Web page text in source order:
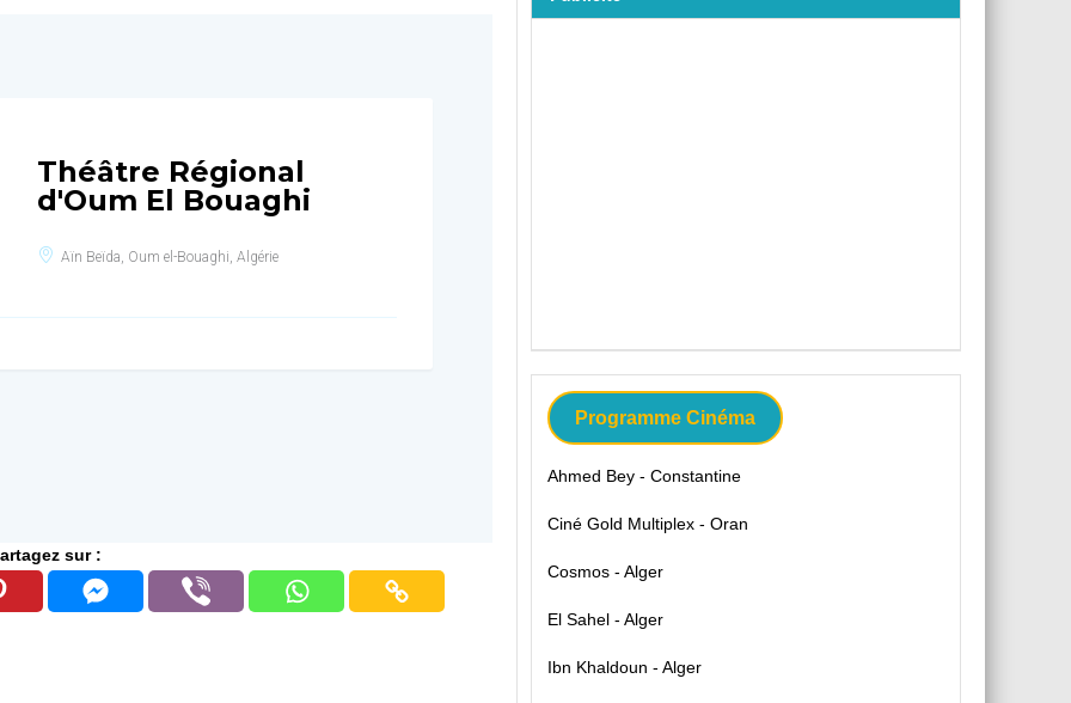
Théâtre Régional
d'Oum El Bouaghi
Aïn Beïda, Oum el-Bouaghi, Algérie
sur :
Programme Cinéma
Ahmed Bey - Constantine
Ciné Gold Multiplex - Oran
Cosmos - Alger
El Sahel - Alger
Ibn Khaldoun - Alger